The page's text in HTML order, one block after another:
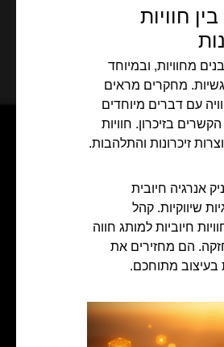
חוויות
מחוויות, ובמיוחד
מחקרים מראים
עם דברים מיוחדים
בזיכרון. חוויות
זיכרונות והתלהבות.
אנרגיה חיובית
שיווקיות. קהל
חיוביות למותג חווה
הם מחזירים את
מתוחכם.